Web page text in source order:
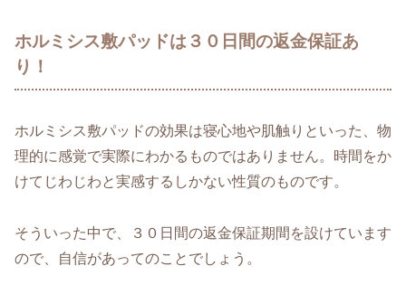
ホルミシス敷パッドは３０日間の返金保証あ
り！
ホルミシス敷パッドの効果は寝心地や肌触りといった、物
理的に感覚で実際にわかるものではありません。時間をか
けてじわじわと実感するしかない性質のものです。
そういった中で、３０日間の返金保証期間を設けています
ので、自信があってのことでしょう。